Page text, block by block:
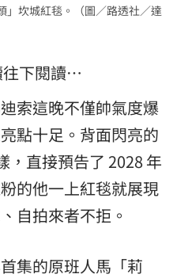
坎城紅毯。（圖／路透社／達
往下閱讀…
索這晚不僅帥氣度爆
點十足。背面閃亮的
，直接預告了 2028 年
的他一上紅毯就展現
自拍來者不拒。
集的原班人馬「莉